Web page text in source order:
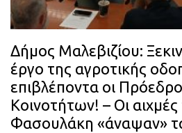
Δήμος Μαλεβιζίου:
έργο της αγροτικής
επιβλέποντα οι
Κοινοτήτων! – Οι
Φασουλάκη «άναψαν»